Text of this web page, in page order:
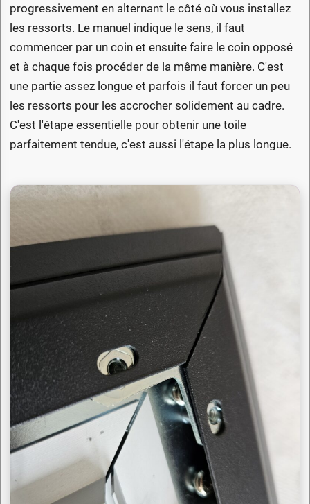
progressivement en alternant le côté où vous installez
les ressorts. Le manuel indique le sens, il faut
commencer par un coin et ensuite faire le coin opposé
et à chaque fois procéder de la même manière. C'est
une partie assez longue et parfois il faut forcer un peu
les ressorts pour les accrocher solidement au cadre.
C'est l'étape essentielle pour obtenir une toile
parfaitement tendue, c'est aussi l'étape la plus longue.